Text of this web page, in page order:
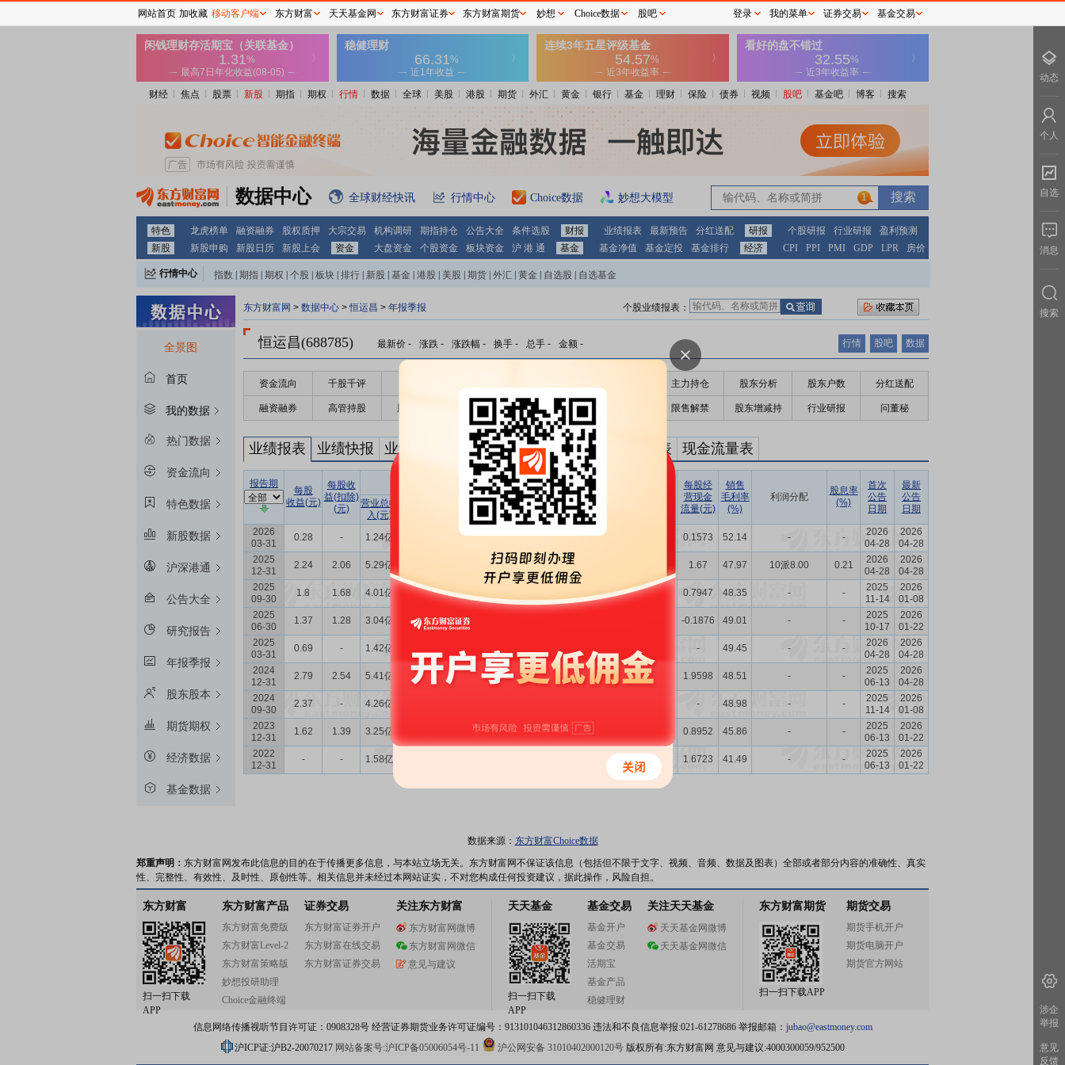
财经 焦点 股票 新股 期指 期权 行情 数据 全球 美股 港股 期货 外汇 黄金 银行 基金 理财 保险 债券 视频 股吧 基金吧 博客 搜索
数据中心 全球财经快讯 行情中心 Choice数据 妙想大模型 1
特色 龙虎榜单 融资融券 股权质押 大宗交易 机构调研 期指持仓 公告大全 条件选股 财报 业绩报表 最新预告 分红送配 研报 个股研报 行业研报
盈利预测
新股
新股申购 新股日历 新股上会 资金 大盘资金 个股资金 板块资金 沪 港 通 基金 基金净值 基金定投 基金排行 经济 CPI PPI PMI GDP LPR 房价
行情中心 指数 期指 期权 个股 板块 排行 新股 基金 港股 美股 期货 外汇 黄金 自选股 自选基金
全景图
首页
我的数据
热门数据
资金流向
特色数据
新股数据
沪深港通
公告大全
研究报告
年报季报
股东股本
期货期权
经济数据
基金数据
东方财富网 > 数据中心 >恒运昌 > 年报季报 个股业绩报表：
恒运昌(688785) 最新价 - 涨跌 - 涨跌幅 - 换手 - 总手 - 金额 - 行情 股吧 数据
资金流向 千股千评 主力持仓 股东分析 股东户数 分红送配
融资融券 高管持股 股东大会 个股研报 股本结构 限售解禁 股东增减持 行业研报 问董秘
业绩报表 业绩快报 业绩预告 预约披露时间 资产负债表 利润表 现金流量表
报告期
每股
收益(元)
每股收
益(扣除)
(元)
净利润
每股经
营现金
流量(元)
销售
毛利率
(%)
利润分配
股息率
(%)
首次
公告
日期
最新
公告
日期
营业总收
入(元)
季度环比
净利润
(元)
同比增长
(%)
季度环比
增长(%)
2026
03-31
0.28 - 1.24亿 -2.917 1758万 -49.81 -21.02 0.1573 52.14 - -
2026
04-28
2026
04-28
2025
12-31
2.24 2.06 5.29亿 1.14亿 -19.57 0.155 1.67 47.97 10派8.00 0.21
2026
04-28
2026
04-28
2025
09-30
1.8 1.68 4.01亿 -5.788 -40.16 15.22 12.61 0.7947 48.35 - -
2025
11-14
2026
01-08
2025
06-30
1.37 1.28 3.04亿 - 14.85 -0.1876 49.01 - -
2025
10-17
2026
01-22
2025
03-31
0.69 - 1.42亿 23.25 3503万 63.20 - 49.45 - -
2026
04-28
2026
04-28
2024
12-31
2.79 2.54 5.41亿 66.26 1.42亿 77.31 - 13.39 23.26 1.9598 48.51 - -
2025
06-13
2026
04-28
2024
09-30
2.37 - 4.26亿 - 48.98 - -
2025
11-14
2026
01-08
2023
12-31
1.62 1.39 3.25亿 7983万 204.83 - 0.8952 45.86 - -
2025
06-13
2026
01-22
2022
12-31
- - 1.58亿 22.91 20.62 1.6723 41.49 - -
2025
06-13
2026
01-22
数据来源： 东方财富Choice数据
郑重声明： 东方财富网发布此信息的目的在于传播更多信息，与本站立场无关。东方财富网不保证该信息（包括但不限于文字、视频、音频、数据及图表）全部或者部分内容的准确性、真实
性、完整性、有效性、及时性、原创性等。相关信息并未经过本网站证实，不对您构成任何投资建议，据此操作，风险自担。
东方财富
扫一扫下载
APP
东方财富产品
东方财富免费版
东方财富Level-2
东方财富策略版
妙想投研助理
Choice金融终端
证券交易
东方财富证券开户
东方财富在线交易
东方财富证券交易
关注东方财富
东方财富网微博
东方财富网微信
意见与建议
天天基金
扫一扫下载
APP
基金交易
基金开户
基金交易
活期宝
基金产品
稳健理财
关注天天基金
天天基金网微博
天天基金网微信
东方财富期货
扫一扫下载APP
期货交易
期货手机开户
期货电脑开户
期货官方网站
信息网络传播视听节目许可证：0908328号 经营证券期货业务许可证编号：913101046312860336 违法和不良信息举报:021-61278686 举报邮箱： jubao@eastmoney.com
沪ICP证:沪B2-20070217 网站备案号:沪ICP备05006054号-11 沪公网安备 31010402000120号版权所有:东方财富网 意见与建议:4000300059/952500
网站首页 加收藏 移动客户端 东方财富 天天基金网 东方财富证券 东方财富期货 妙想 Choice数据 股吧 登录 我的菜单 证券交易 基金交易
动态
个人
自选
消息
搜索
涉企
举报
意见
反馈